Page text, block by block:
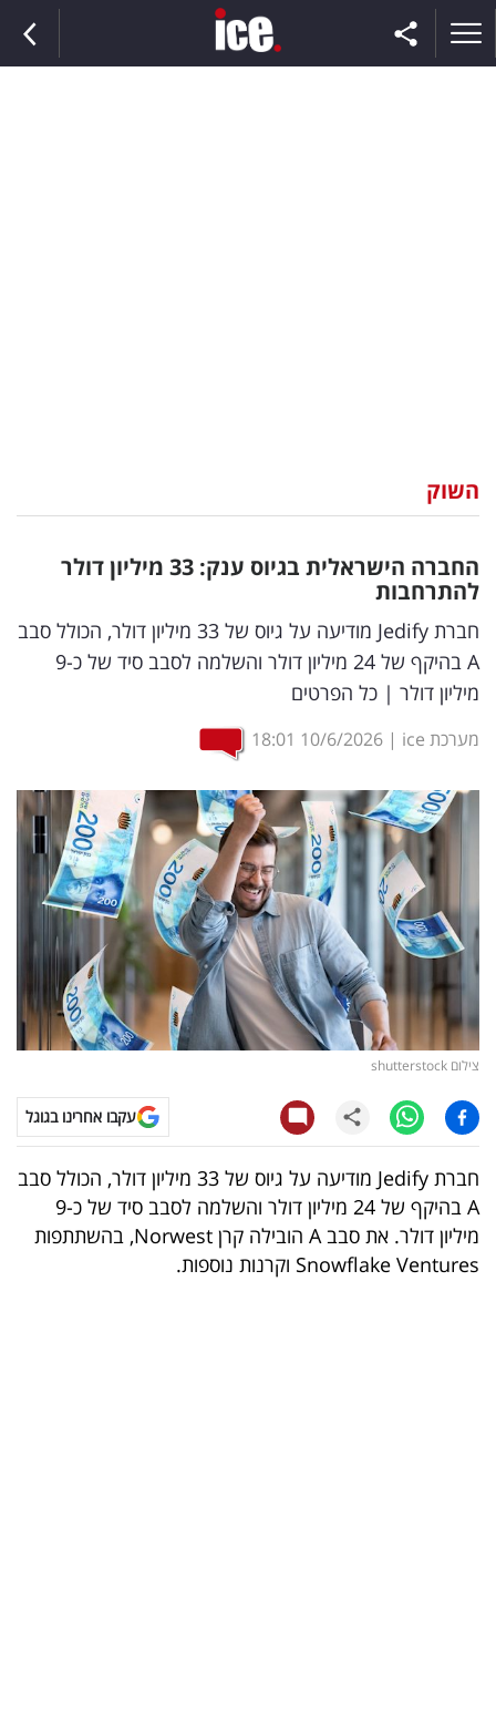
וצרכנות
דיגיטל
וטק
שיווק
ופרסום
מדדים
ומחקרים
דעות
רכילות
עסקית
קריפטו
טלוויזיה
עסקי
ספורט
קריירה
השוק
החברה הישראלית בגיוס ענק: 33 מיליון דולר
להתרחבות
חברת Jedify מודיעה על גיוס של 33 מיליון דולר, הכולל סבב
A בהיקף של 24 מיליון דולר והשלמה לסבב סיד של כ-9
מיליון דולר | כל הפרטים
מערכת ice |
10/6/2026
18:01
צילום shutterstock
עקבו אחרינו בגוגל
חברת Jedify מודיעה על גיוס של 33 מיליון דולר, הכולל סבב
A בהיקף של 24 מיליון דולר והשלמה לסבב סיד של כ-9
מיליון דולר. את סבב A הובילה קרן Norwest, בהשתתפות
Snowflake Ventures וקרנות נוספות.